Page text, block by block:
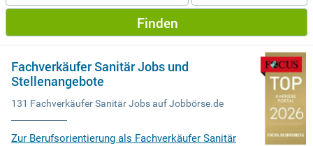
Finden
Fachverkäufer Sanitär Jobs und
Stellenangebote
131 Fachverkäufer Sanitär Jobs auf Jobbörse.de
Zur Berufsorientierung als Fachverkäufer Sanitär